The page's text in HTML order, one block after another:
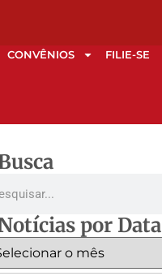
CONVÊNIOS FILIE-SE
por Data